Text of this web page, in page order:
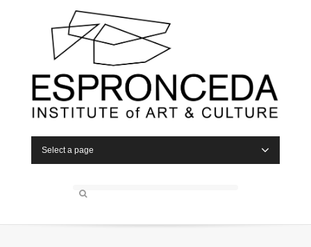
Select a page